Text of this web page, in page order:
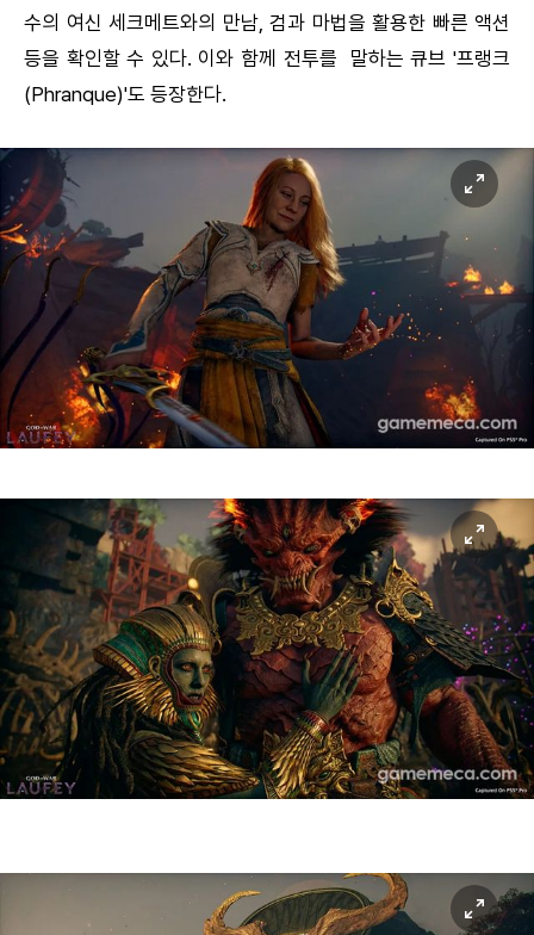
수의 여신 세크메트와의 만남, 검과 마법을 활용한 빠른 액션
등을 확인할 수 있다. 이와 함께 전투를 말하는 큐브 '프랭크
(Phranque)'도 등장한다.